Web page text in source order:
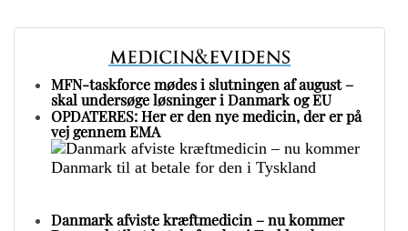
MFN-taskforce mødes i slutningen af august –
skal undersøge løsninger i Danmark og EU
OPDATERES: Her er den nye medicin, der er på
vej gennem EMA
Danmark afviste kræftmedicin – nu kommer